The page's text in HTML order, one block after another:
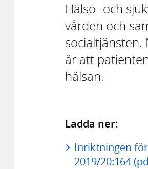
Hälso- och
vården och
socialtjänsten.
är att
hälsan.
Ladda ner:
Inriktningen
2019/20:164